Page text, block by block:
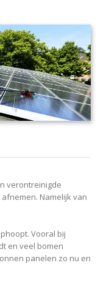
verontreinigde
Namelijk van
Vooral bij
en veel bomen
panelen zo nu en